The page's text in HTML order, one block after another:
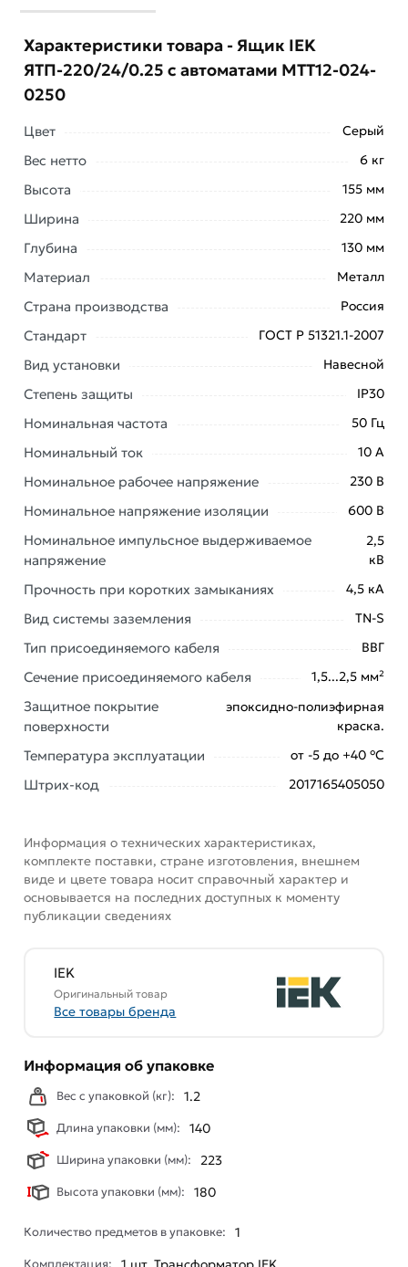
Условия доставки и цены на товар Ящик IEK
категории
Ящики с понижающим трансформатором
ЯТПдействительны в Москве и области.
Наши профессиональные менеджеры обработают
заказ и свяжутся с Вами для согласования условий
онлайн заказа рекомендуем ознакомиться с
описанием, характеристиками и отзывами.
Данний товар от производителя
сертифицирован,
соответствует всем стандартам качества. Возврат
обязательно).
Характеристики товара - Ящик IEK
ЯТП-220/24/0.25 с автоматами MTT12-024-
0250
Цвет Серый
Вес нетто 6 кг
Высота 155 мм
Ширина 220 мм
Глубина 130 мм
Материал Металл
Страна производства Россия
Стандарт ГОСТ Р 51321.1-2007
Вид установки Навесной
Степень защиты IP30
Номинальная частота 50 Гц
Номинальный ток 10 А
Номинальное рабочее напряжение 230 В
Номинальное напряжение изоляции 600 В
Номинальное импульсное выдерживаемое
напряжение
2,5
кВ
Прочность при коротких замыканиях 4,5 кА
Вид системы заземления TN-S
Тип присоединяемого кабеля ВВГ
Сечение присоединяемого кабеля 1,5...2,5 мм²
Защитное покрытие
поверхности
эпоксидно-полиэфирная
краска.
Температура эксплуатации от -5 до +40 °С
Штрих-код 2017165405050
Информация о технических характеристиках,
комплекте поставки, стране изготовления, внешнем
виде и цвете товара носит справочный характер и
основывается на последних доступных к моменту
публикации сведениях
IEK
Оригинальный товар
Все товары бренда
Информация об упаковке
Вес с упаковкой (кг): 1.2
Длина упаковки (мм): 140
Ширина упаковки (мм): 223
Высота упаковки (мм): 180
Количество предметов в упаковке: 1
Комплектация: